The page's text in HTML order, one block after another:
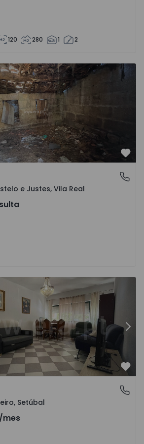
120 280 1 2
do Castelo e Justes - 1575189 - 1
e Justes, Vila Real
e Justes, Vila Real
Montijo e Afonsoeiro -
Setúbal
Setúbal
/mes